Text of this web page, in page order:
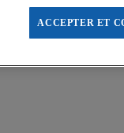
ACCEPTER ET